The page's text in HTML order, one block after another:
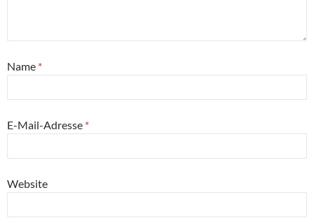
Name *
E-Mail-Adresse *
Website